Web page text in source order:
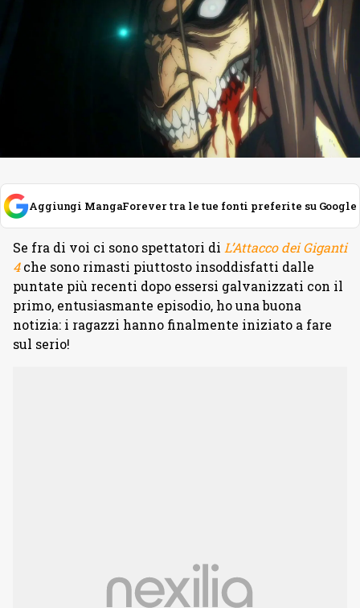
Aggiungi MangaForever tra le tue fonti preferite su Google
Se fra di voi ci sono spettatori di L’Attacco dei Giganti
4che sono rimasti piuttosto insoddisfatti dalle
puntate più recenti dopo essersi galvanizzati con il
primo, entusiasmante episodio, ho una buona
notizia: i ragazzi hanno finalmente iniziato a fare
sul serio!